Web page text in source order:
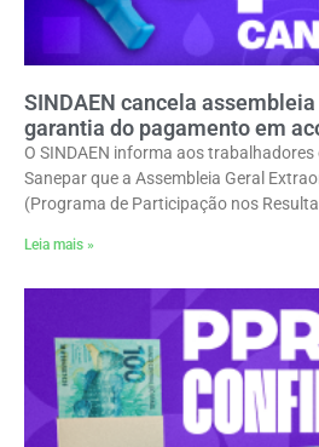
SINDAEN cancela
garantia do pagamento em
O SINDAEN informa aos
Sanepar que a Assembleia Geral
(Programa de Participação nos
Leia mais »